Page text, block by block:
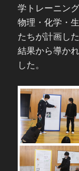
学トレーニン
物理・化学・
たちが計画し
結果から導か
した。